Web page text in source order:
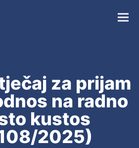
Luka
za prijam
na radno
kustos
2025)